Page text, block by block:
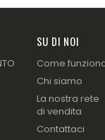
SU DI NOI
Come
Chi siamo
La nostra rete
di vendita
Contattaci